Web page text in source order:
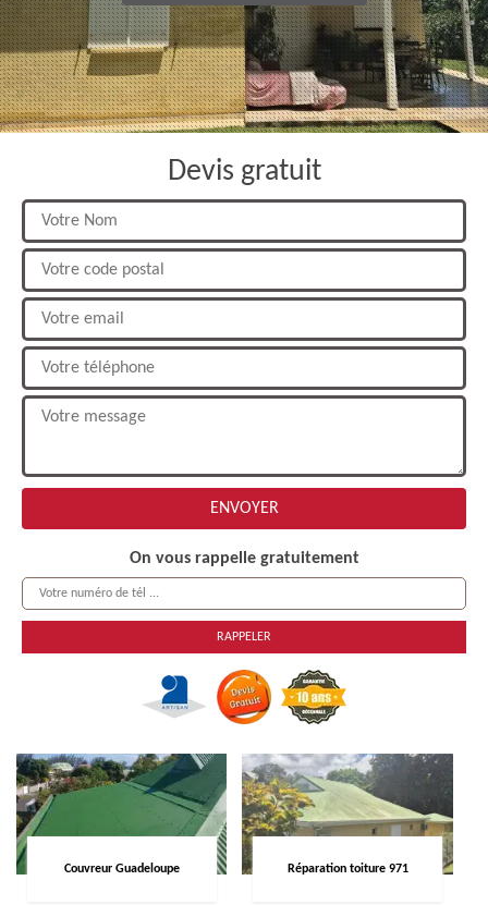
Devis gratuit
On vous rappelle gratuitement
Couvreur Guadeloupe Réparation toiture 971